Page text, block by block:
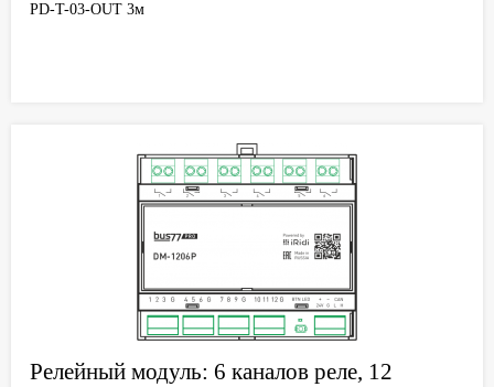
PD-T-03-OUT 3м
Релейный модуль: 6 каналов реле, 12